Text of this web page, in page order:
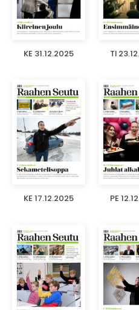
KE 31.12.2025 TI
KE 17.12.2025 PE